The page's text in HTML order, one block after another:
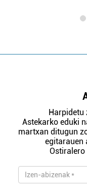
Harpidetu
Astekarko eduki
martxan ditugun
egitarauen
Ostiralero